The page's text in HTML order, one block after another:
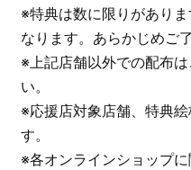
※特典は数に限りがあり
なります。あらかじめご
※上記店舗以外での配布
い。
※応援店対象店舗、特典
す。
※各オンラインショップ